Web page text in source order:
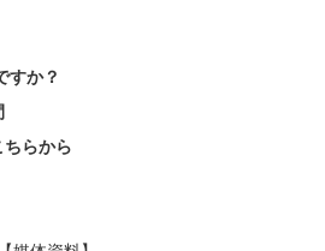
すか？
らから